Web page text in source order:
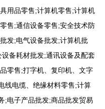
用品零售;计算机零售;计算机
售;通信设备零售;安全技术防
发;电气设备批发;计算机批
备耗材批发;通讯设备及配套
零售;打字机、复印机、文字
线电缆、绝缘材料零售;计算
;电子产品批发;商品批发贸易